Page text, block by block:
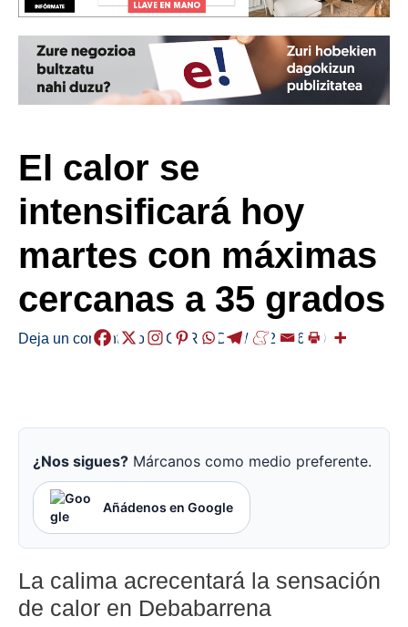
El calor se
intensificará hoy
martes con máximas
cercanas a 35 grados
Deja un comentario /EGURALDIA/ 2025-06-10
¿Nos sigues? Márcanos como medio preferente.
Añádenos en Google
La calima acrecentará la sensación
de calor en Debabarrena